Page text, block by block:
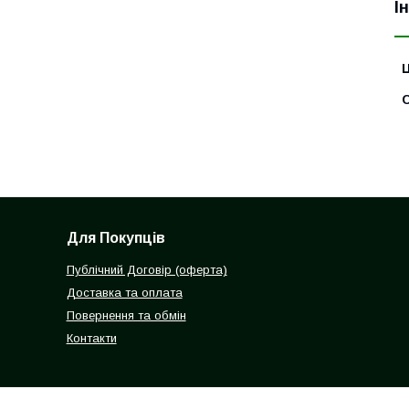
Для Покупців
Публічний Договір (оферта)
Доставка та оплата
Повернення та обмін
Контакти